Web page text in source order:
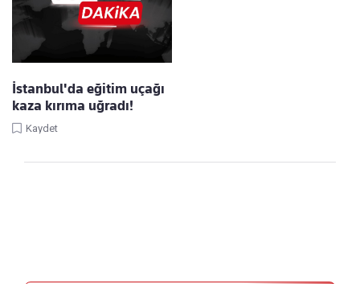
İstanbul'da eğitim uçağı
kaza kırıma uğradı!
Kaydet